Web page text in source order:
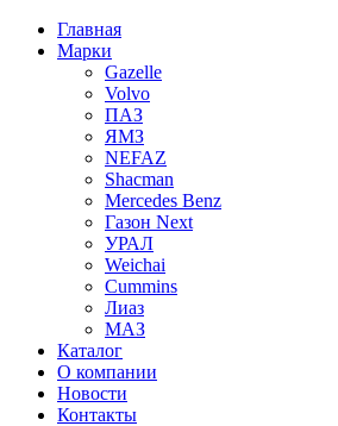
Главная
Марки
Gazelle
Volvo
ПАЗ
ЯМЗ
NEFAZ
Shacman
Mercedes Benz
Газон Next
УРАЛ
Weichai
Cummins
Лиаз
МАЗ
Каталог
О компании
Новости
Контакты